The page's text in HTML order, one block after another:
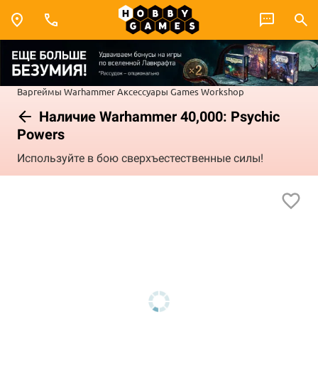
Варгеймы WarhammerАксессуары Games Workshop
Наличие Warhammer 40,000: Psychic
Powers
Используйте в бою сверхъестественные силы!